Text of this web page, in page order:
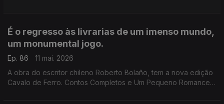
É o regresso às livrarias de um imenso mundo,
um monumental jogo.
Ep. 86
11 mai. 2026
A obra do escritor chileno Roberto Bolaño, tem a nova edição
Cavalo de Ferro. Contos Completos e Um Pequeno Romance